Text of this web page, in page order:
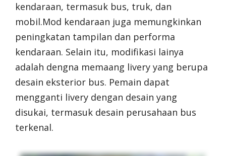
kendaraan, termasuk bus, truk, dan
mobil.Mod kendaraan juga memungkinkan
peningkatan tampilan dan performa
kendaraan. Selain itu, modifikasi lainya
adalah dengna memaang livery yang berupa
desain eksterior bus. Pemain dapat
mengganti livery dengan desain yang
disukai, termasuk desain perusahaan bus
terkenal.